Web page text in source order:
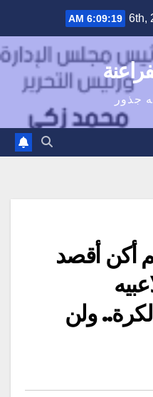
6:09:20 AM
جذور
أكن أقصد
ولن